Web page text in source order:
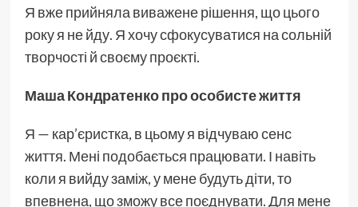
Я вже прийняла виважене рішення, що цього
року я не йду. Я хочу сфокусуватися на сольній
творчості й своєму проєкті.
Маша Кондратенко про особисте життя
Я — кар’єристка, в цьому я відчуваю сенс
життя. Мені подобається працювати. І навіть
коли я вийду заміж, у мене будуть діти, то
впевнена, що зможу все поєднувати. Для мене